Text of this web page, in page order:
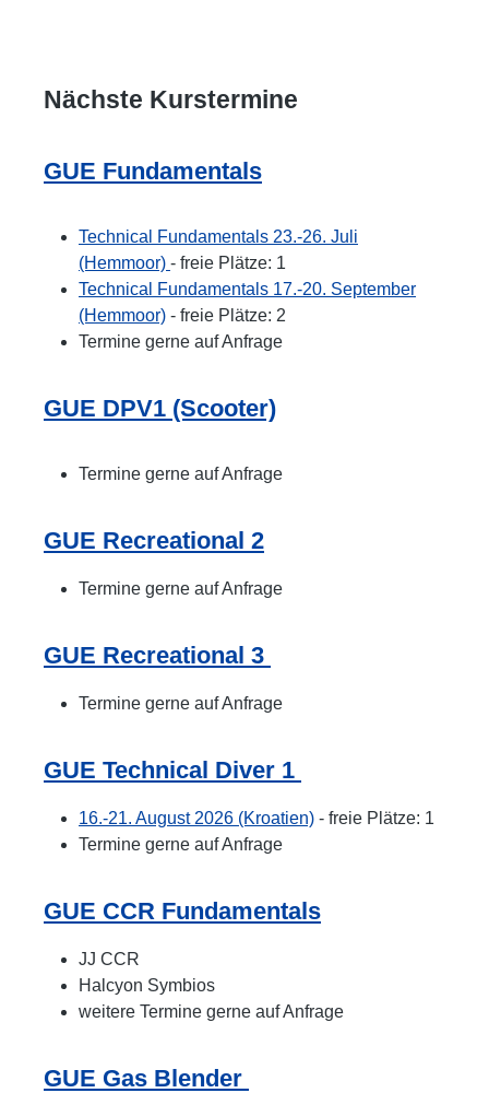
Nächste Kurstermine
GUE Fundamentals
Technical Fundamentals 23.-26. Juli
(Hemmoor) - freie Plätze: 1
Technical Fundamentals 17.-20. September
(Hemmoor) - freie Plätze: 2
Termine gerne auf Anfrage
GUE DPV1 (Scooter)
Termine gerne auf Anfrage
GUE Recreational 2
Termine gerne auf Anfrage
GUE Recreational 3
Termine gerne auf Anfrage
GUE Technical Diver 1
16.-21. August 2026 (Kroatien) - freie Plätze: 1
Termine gerne auf Anfrage
GUE CCR Fundamentals
JJ CCR
Halcyon Symbios
weitere Termine gerne auf Anfrage
GUE Gas Blender